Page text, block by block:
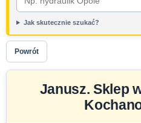
Jak skutecznie szukać?
Powrót
Janusz. Sklep